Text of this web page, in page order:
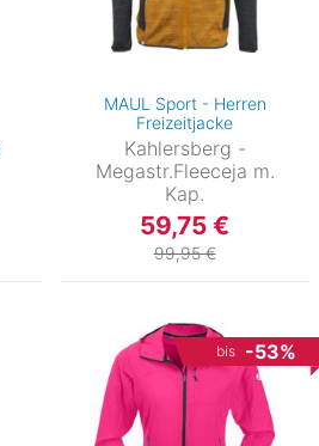
MAUL Sport - Herren
Freizeitjacke
Kahlersberg -
Megastr.Fleeceja m.
Kap.
59,75 €
99,95 €
bis -53%